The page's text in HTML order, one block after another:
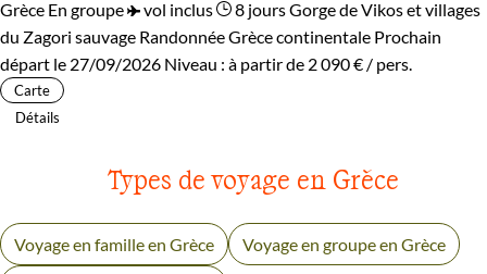
Grèce En groupe vol inclus 8 joursGorge de Vikos et villages
du Zagori sauvage Randonnée Grèce continentale Prochain
départ le 27/09/2026 Niveau : à partir de 2 090 € / pers.
Carte
Détails
Types de voyage en Grèce
Voyage en famille en Grèce Voyage en groupe en Grèce